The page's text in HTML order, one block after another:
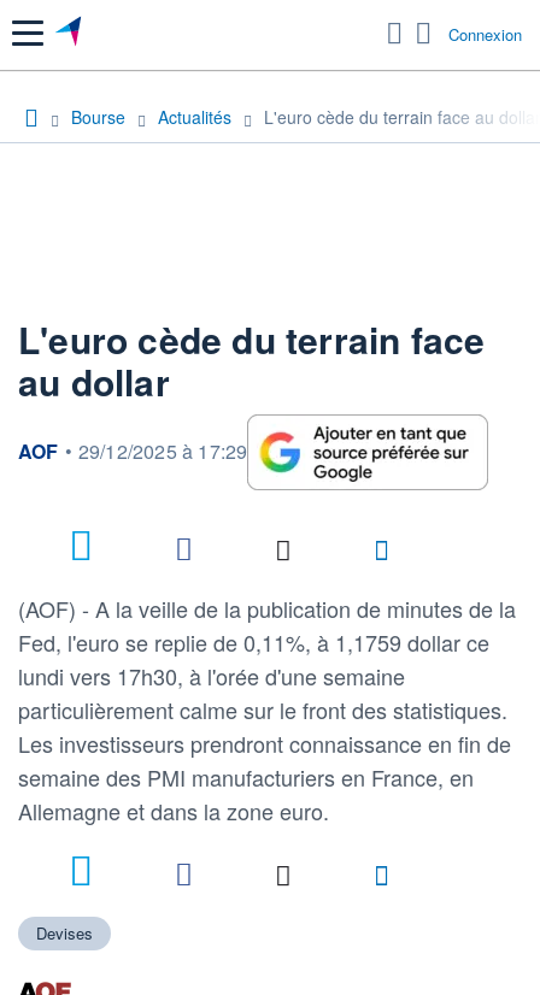
Menu Connexion
Bourse Actualités L'euro cède du terrain face au dollar
L'euro cède du terrain face
au dollar
information fournie par
AOF • 29/12/2025 à 17:29
(AOF) - A la veille de la publication de minutes de la
Fed, l'euro se replie de 0,11%, à 1,1759 dollar ce
lundi vers 17h30, à l'orée d'une semaine
particulièrement calme sur le front des statistiques.
Les investisseurs prendront connaissance en fin de
semaine des PMI manufacturiers en France, en
Allemagne et dans la zone euro.
Devises